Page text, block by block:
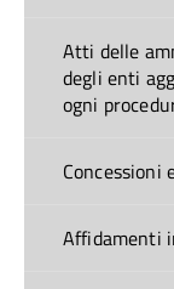
Atti delle
degli enti
ogni
Concessioni
Affidamenti